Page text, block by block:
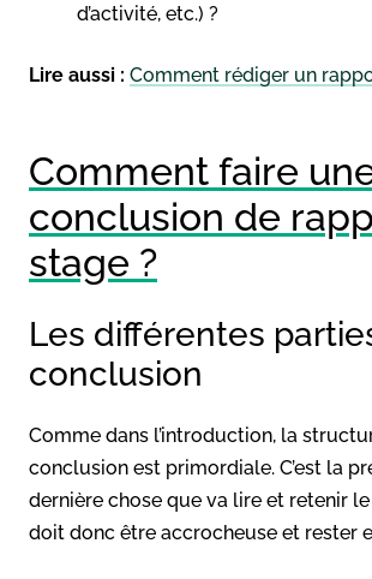
d’activité, etc.) ?
Lire aussi : Comment rédiger un
Comment faire
conclusion de
stage ?
Les différentes
conclusion
Comme dans l’introduction, la
conclusion est primordiale. C’est la
dernière chose que va lire et retenir
doit donc être accrocheuse et rester